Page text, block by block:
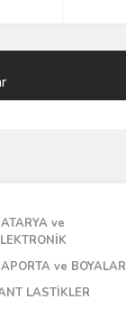
ve
ve BOYALAR
LASTİKLER